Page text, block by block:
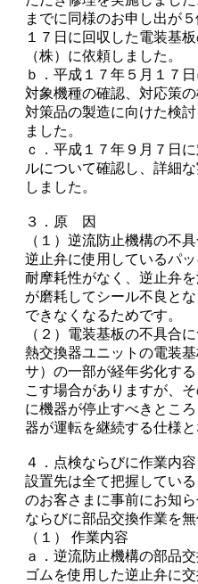
までに同様のお申し出が
１７日に回収した電装基
（株）に依頼しました。
ｂ．平成１７年５月１７
対象機種の確認、対応策
対策品の製造に向けた検
ました。
ｃ．平成１７年９月７日
ルについて確認し、詳細
しました。
３．原 因
（１）逆流防止機構の不
逆止弁に使用しているパ
耐摩耗性がなく、逆止弁
が磨耗してシール不良と
できなくなるためです。
（２）電装基板の不具合
熱交換器ユニットの電装
サ）の一部が経年劣化す
こす場合がありますが、
に機器が停止すべきとこ
器が運転を継続する仕様と
４．点検ならびに作業内容
設置先は全て把握してい
のお客さまに事前にお知
ならびに部品交換作業を
（１） 作業内容
ａ．逆流防止機構の部品
ゴムを使用した逆止弁に交